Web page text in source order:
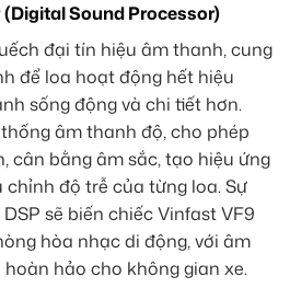
Sound Processor)
đại tín hiệu âm thanh, cung
để loa hoạt động hết hiệu
sống động và chi tiết hơn.
âm thanh độ, cho phép
cân bằng âm sắc, tạo hiệu ứng
độ trễ của từng loa. Sự
sẽ biến chiếc Vinfast VF9
hòa nhạc di động, với âm
hảo cho không gian xe.